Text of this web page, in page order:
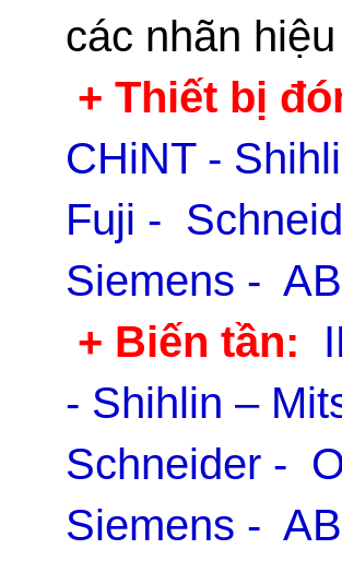
các nhãn
+ Thiết bị
CHiNT -
Fuji -
Siemens -
+ Biến tần:
- Shihlin –
Schneider -
Siemens -